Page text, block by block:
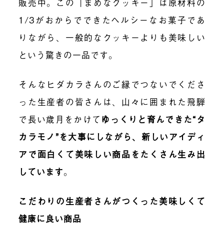
1/3がおからでできたヘルシーなお菓子であ
りながら、一般的なクッキーよりも美味しい
という驚きの一品です。
そんなヒダカラさんのご縁でつないでくださ
った生産者の皆さんは、山々に囲まれた飛騨
で長い歳月をかけて ゆっくりと育んできた“タ
カラモノ”を大事にしながら、新しいアイディ
アで面白くて美味しい商品をたくさん生み出
しています。
こだわりの生産者さんがつくった美味しくて
健康に良い商品